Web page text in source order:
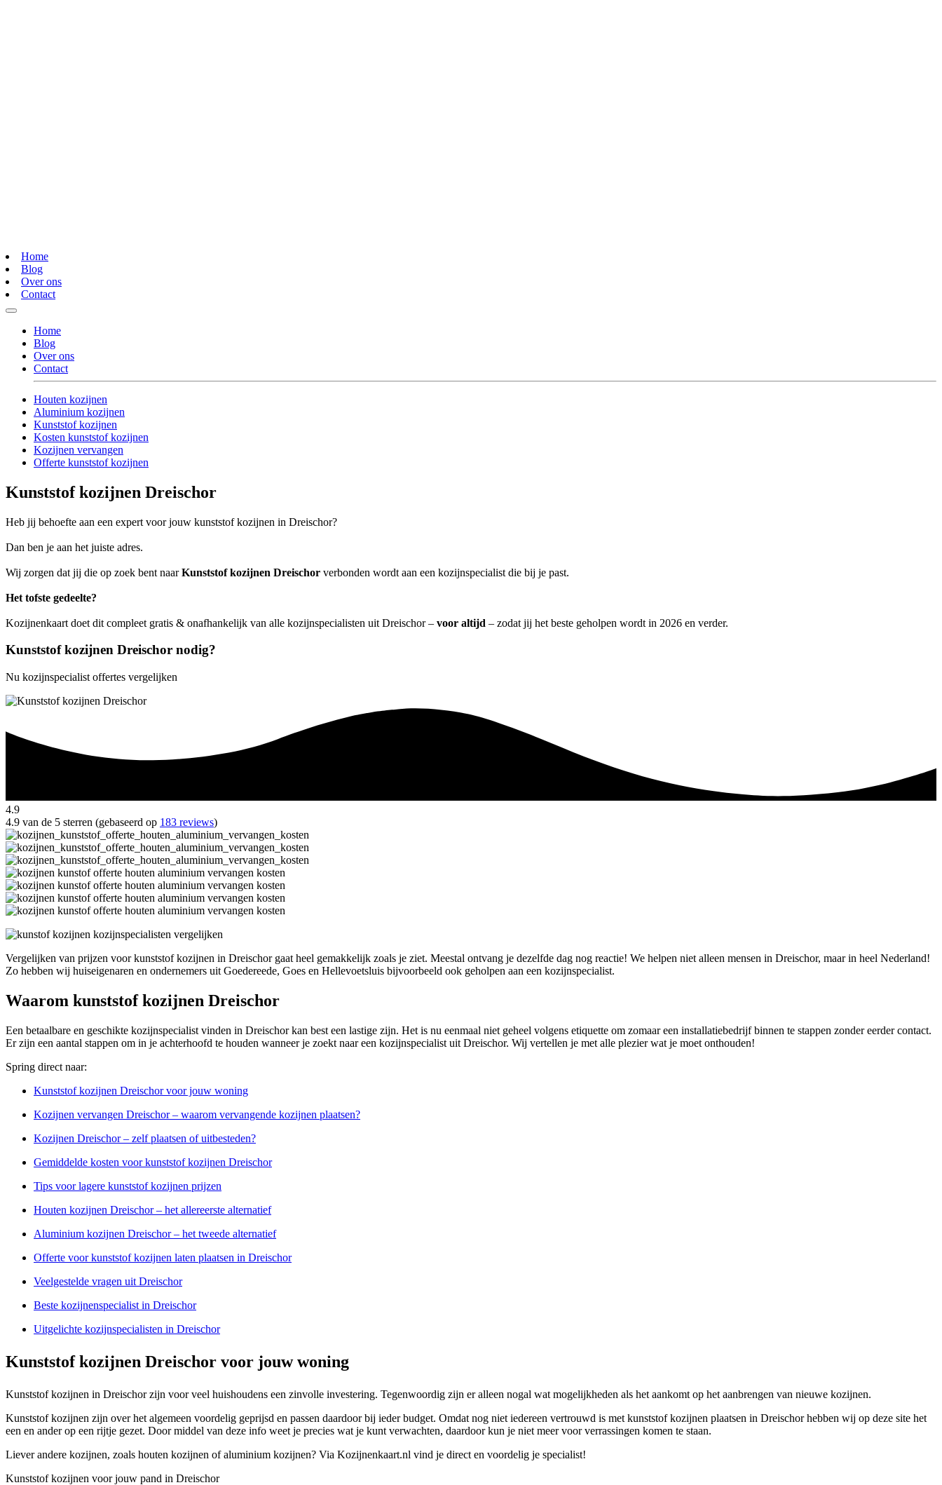
Home
Blog
Over ons
Contact
Home
Blog
Over ons
Contact
Houten kozijnen
Aluminium kozijnen
Kunststof kozijnen
Kosten kunststof kozijnen
Kozijnen vervangen
Offerte kunststof kozijnen
Kunststof kozijnen Dreischor
Heb jij behoefte aan een expert voor jouw kunststof kozijnen in Dreischor?
Dan ben je aan het juiste adres.
Wij zorgen dat jij die op zoek bent naarKunststof kozijnen Dreischor verbonden wordt aan een kozijnspecialist die bij je past.
Het tofste gedeelte?
Kozijnenkaart doet dit compleet gratis & onafhankelijk van alle kozijnspecialisten uit Dreischor – voor altijd – zodat jij het beste geholpen wordt in 2026 en verder.
Kunststof kozijnen Dreischor nodig?
Nu kozijnspecialist offertes vergelijken
4.9
4.9 van de 5 sterren (gebaseerd op 183 reviews)
Vergelijken van prijzen voor kunststof kozijnen in Dreischor gaat heel gemakkelijk zoals je ziet. Meestal ontvang je dezelfde dag nog reactie! We helpen niet alleen mensen in Dreischor, maar in heel Nederland!
Zo hebben wij huiseigenaren en ondernemers uit Goedereede, Goes en Hellevoetsluis bijvoorbeeld ook geholpen aan een kozijnspecialist.
Waarom kunststof kozijnen Dreischor
Een betaalbare en geschikte kozijnspecialist vinden in Dreischor kan best een lastige zijn. Het is nu eenmaal niet geheel volgens etiquette om zomaar een installatiebedrijf binnen te stappen zonder eerder contact.
Er zijn een aantal stappen om in je achterhoofd te houden wanneer je zoekt naar een kozijnspecialist uit Dreischor. Wij vertellen je met alle plezier wat je moet onthouden!
Spring direct naar:
Kunststof kozijnen Dreischor voor jouw woning
Kozijnen vervangen Dreischor – waarom vervangende kozijnen plaatsen?
Kozijnen Dreischor – zelf plaatsen of uitbesteden?
Gemiddelde kosten voor kunststof kozijnen Dreischor
Tips voor lagere kunststof kozijnen prijzen
Houten kozijnen Dreischor – het allereerste alternatief
Aluminium kozijnen Dreischor – het tweede alternatief
Offerte voor kunststof kozijnen laten plaatsen in Dreischor
Veelgestelde vragen uit Dreischor
Beste kozijnenspecialist in Dreischor
Uitgelichte kozijnspecialisten in Dreischor
Kunststof kozijnen Dreischor voor jouw woning
Kunststof kozijnen in Dreischor zijn voor veel huishoudens een zinvolle investering. Tegenwoordig zijn er alleen nogal wat mogelijkheden als het aankomt op het aanbrengen van nieuwe kozijnen.
Kunststof kozijnen zijn over het algemeen voordelig geprijsd en passen daardoor bij ieder budget. Omdat nog niet iedereen vertrouwd is met kunststof kozijnen plaatsen in Dreischor hebben wij op deze site het
een en ander op een rijtje gezet. Door middel van deze info weet je precies wat je kunt verwachten, daardoor kun je niet meer voor verrassingen komen te staan.
Liever andere kozijnen, zoals houten kozijnen of aluminium kozijnen? Via Kozijnenkaart.nl vind je direct en voordelig je specialist!
Kunststof kozijnen voor jouw pand in Dreischor